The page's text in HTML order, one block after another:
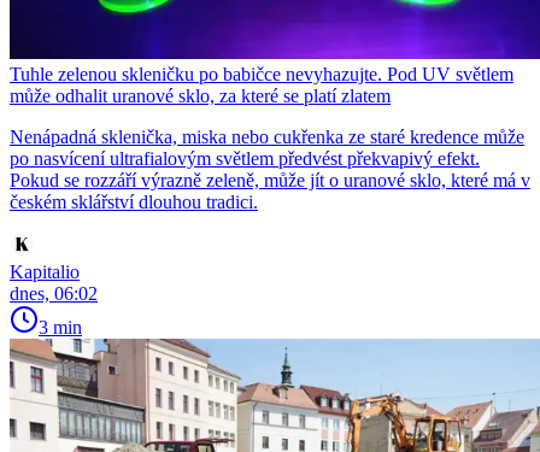
Tuhle zelenou skleničku po babičce nevyhazujte. Pod UV světlem
může odhalit uranové sklo, za které se platí zlatem
Nenápadná sklenička, miska nebo cukřenka ze staré kredence může
po nasvícení ultrafialovým světlem předvést překvapivý efekt.
Pokud se rozzáří výrazně zeleně, může jít o uranové sklo, které má v
českém sklářství dlouhou tradici.
Kapitalio
dnes, 06:02
3 min